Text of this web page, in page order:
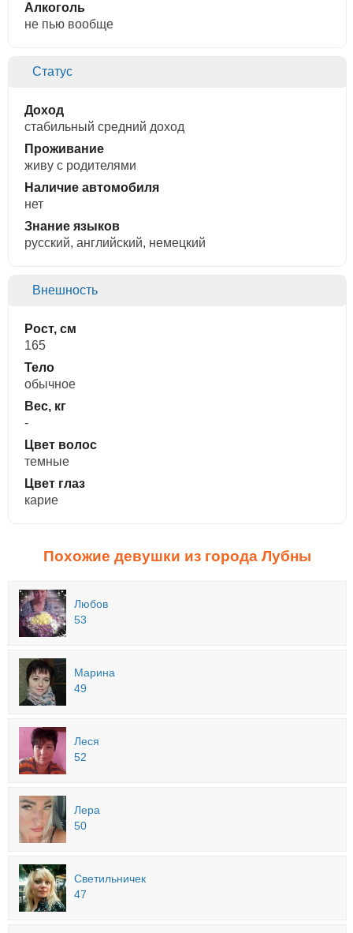
Алкоголь
не пью вообще
Статус
Доход
стабильный средний доход
Проживание
живу с родителями
Наличие автомобиля
нет
Знание языков
русский, английский, немецкий
Внешность
Рост, см
165
Тело
обычное
Вес, кг
-
Цвет волос
темные
Цвет глаз
карие
Похожие девушки из города Лубны
Любов
53
Марина
49
Леся
52
Лера
50
Светильничек
47